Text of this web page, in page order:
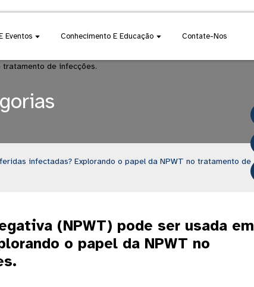
Eventos Conhecimento E Educação Contate-Nos
infectadas? Explorando o papel da NPWT no tratamento de
(NPWT) pode ser usada em
o papel da NPWT no